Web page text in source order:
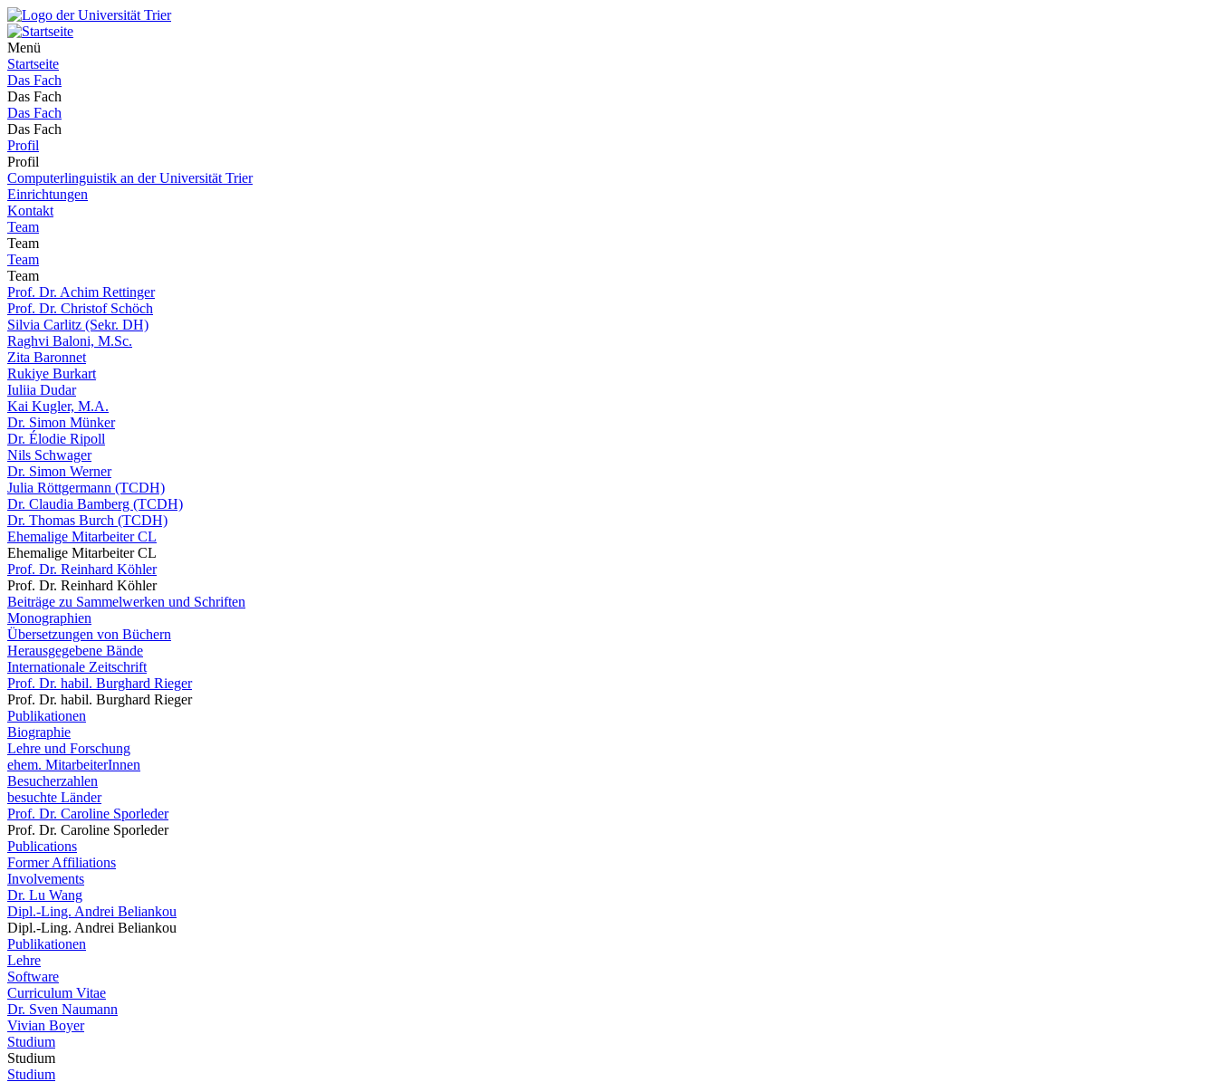
Menü
Startseite
Das Fach
Das Fach
Das Fach
Das Fach
Profil
Profil
Computerlinguistik an der Universität Trier
Einrichtungen
Kontakt
Team
Team
Team
Team
Prof. Dr. Achim Rettinger
Prof. Dr. Christof Schöch
Silvia Carlitz (Sekr. DH)
Raghvi Baloni, M.Sc.
Zita Baronnet
Rukiye Burkart
Iuliia Dudar
Kai Kugler, M.A.
Dr. Simon Münker
Dr. Élodie Ripoll
Nils Schwager
Dr. Simon Werner
Julia Röttgermann (TCDH)
Dr. Claudia Bamberg (TCDH)
Dr. Thomas Burch (TCDH)
Ehemalige Mitarbeiter CL
Ehemalige Mitarbeiter CL
Prof. Dr. Reinhard Köhler
Prof. Dr. Reinhard Köhler
Beiträge zu Sammelwerken und Schriften
Monographien
Übersetzungen von Büchern
Herausgegebene Bände
Internationale Zeitschrift
Prof. Dr. habil. Burghard Rieger
Prof. Dr. habil. Burghard Rieger
Publikationen
Biographie
Lehre und Forschung
ehem. MitarbeiterInnen
Besucherzahlen
besuchte Länder
Prof. Dr. Caroline Sporleder
Prof. Dr. Caroline Sporleder
Publications
Former Affiliations
Involvements
Dr. Lu Wang
Dipl.-Ling. Andrei Beliankou
Dipl.-Ling. Andrei Beliankou
Publikationen
Lehre
Software
Curriculum Vitae
Dr. Sven Naumann
Vivian Boyer
Studium
Studium
Studium